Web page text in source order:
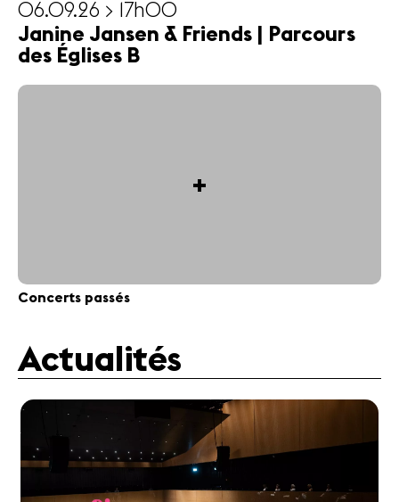
06.09.26 > 17h00
Janine Jansen & Friends | Parcours
des Églises B
+
Concerts passés
Actualités